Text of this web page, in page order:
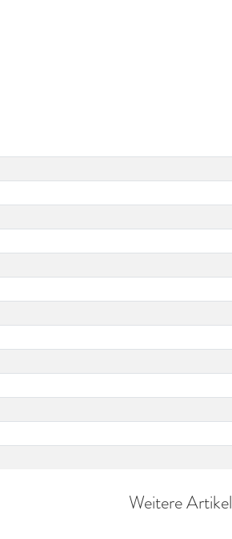
Weitere Artikel